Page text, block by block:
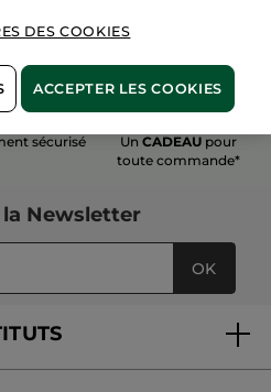
sécurisé UnCADEAU pour
toute commande*
la Newsletter
OK
DES COOKIES
ACCEPTER LES COOKIES